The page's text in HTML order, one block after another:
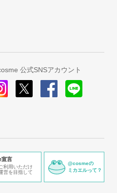
公式SNSアカウント
宣言
利用いただけ
営を目指して
@cosmeの
ミカエルって？